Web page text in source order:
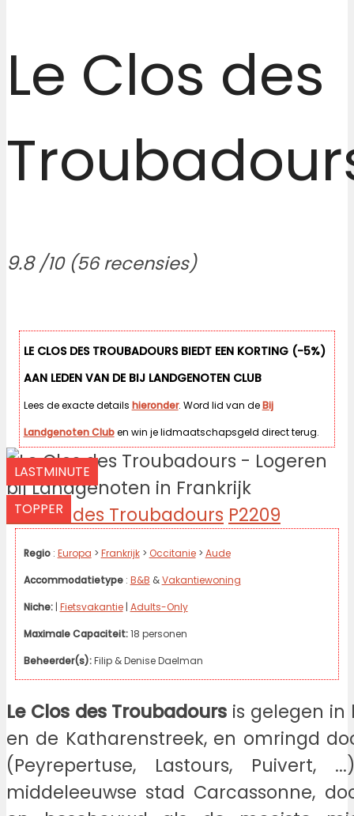
Le Clos des
9.8 /10 (56 recensies)
LE CLOS DES TROUBADOURS BIEDT EEN KORTING (-5%)
AAN LEDEN VAN DE BIJ LANDGENOTEN CLUB
Lees de exacte details hieronder. Word lid van deBij
Landgenoten Cluben win je lidmaatschapsgeld direct terug.
TOPPER
LASTMINUTE
Le Clos des Troubadours P2209
Regio: Europa > Frankrijk> Occitanie> Aude
Accommodatietype: B&B &Vakantiewoning
Niche: Fietsvakantie| Adults-Only
Maximale Capaciteit:18 personen
Beheerder(s):Filip & Denise Daelman
Le Clos des Troubadours is gelegen
en de Katharenstreek, en omringd
(Peyrepertuse, Lastours,
middeleeuwse stad Carcassonne,